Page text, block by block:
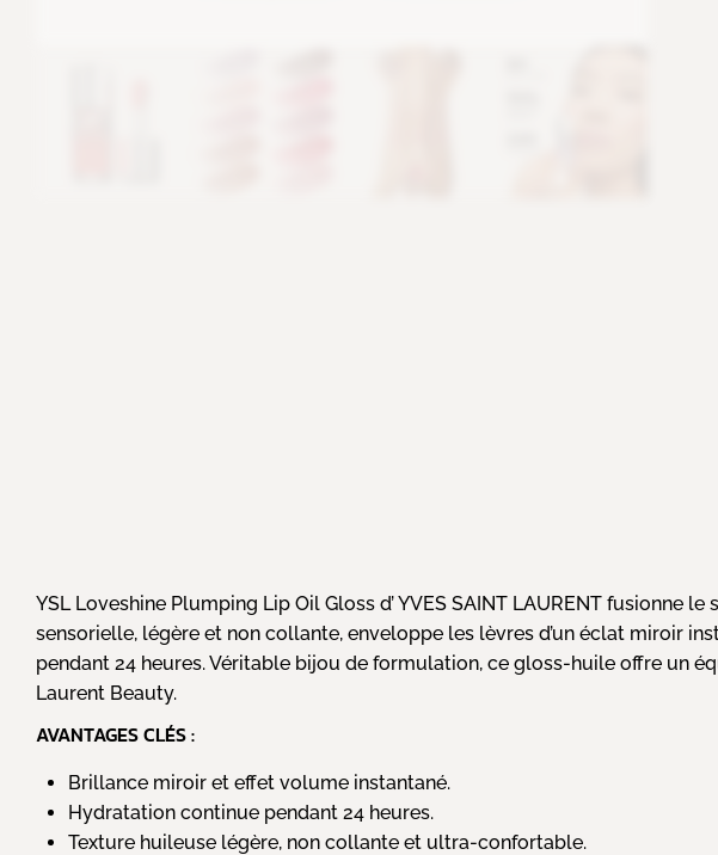
YSL Loveshine Plumping Lip Oil Gloss d’ YVES SAINT LAURENT fusionne
sensorielle, légère et non collante, enveloppe les lèvres d’un éclat miroir
pendant 24 heures. Véritable bijou de formulation, ce gloss-huile offre un
Laurent Beauty.
AVANTAGES CLÉS :
Brillance miroir et effet volume instantané.
Hydratation continue pendant 24 heures.
Texture huileuse légère, non collante et ultra-confortable.